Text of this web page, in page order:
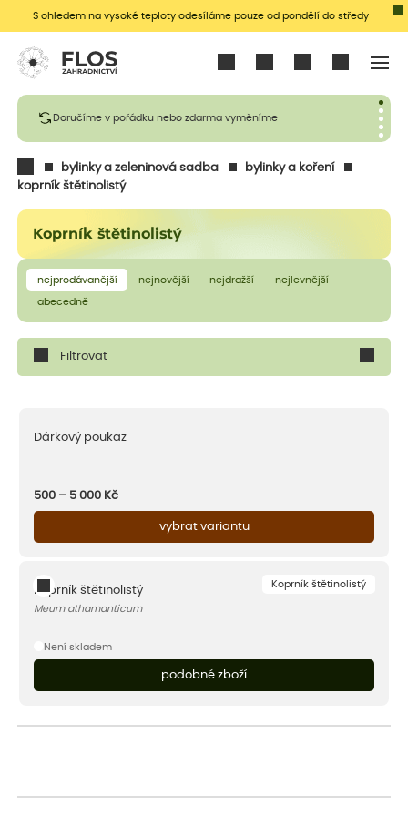
S ohledem na vysoké teploty odesíláme pouze od pondělí do středy
Doručíme v pořádku nebo zdarma vyměníme
bylinky a zeleninová sadba
bylinky a koření
koprník štětinolistý
Koprník štětinolistý
nejprodávanější nejnovější nejdražší nejlevnější
abecedně
Filtrovat
Dárkový poukaz
500 – 5 000 Kč
vybrat variantu
Koprník štětinolistý
Koprník štětinolistý
Meum athamanticum
Není skladem
podobné zboží